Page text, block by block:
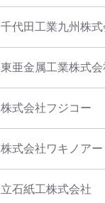
千代田工業九州株式
東亜金属工業株式会
株式会社フジコー
株式会社ワキノア
立石紙工株式会社